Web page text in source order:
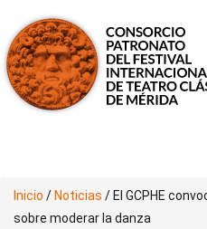
Inicio / Noticias / El GCPHE
sobre moderar la danza